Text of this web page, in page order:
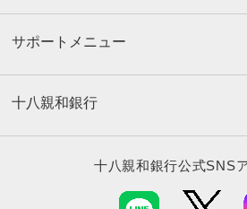
サポートメニュー
十八親和銀行
十八親和銀行公式SNS